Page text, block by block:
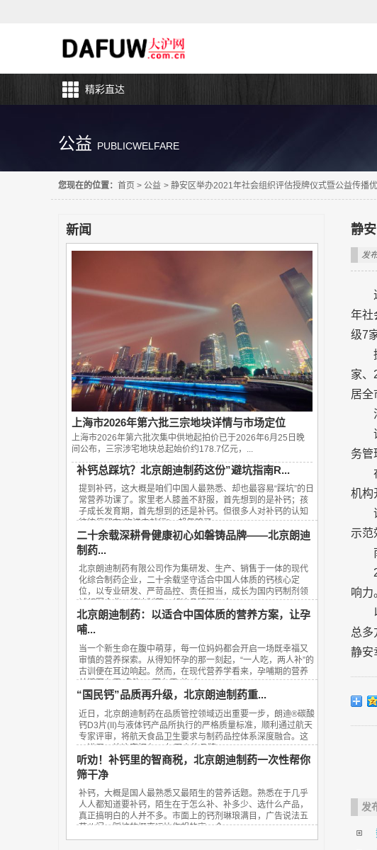
精彩直达
公益 PUBLICWELFARE
您现在的位置： 首页 > 公益 > 静安区举办2021年社会组织评估授牌仪式暨公益传播
新闻
上海市2026年第六批三宗地块详情与市场定位
上海市2026年第六批次集中供地起拍价已于2026年6月25日晚
间公布，‌三宗涉宅地块总起始价约178.7亿元‌，...
补钙总踩坑？北京朗迪制药这份”避坑指南R...
提到补钙，这大概是咱们中国人最熟悉、却也最容易“踩坑”的日
常营养功课了。家里老人膝盖不舒服，首先想到的是补钙；孩
子成长发育期，首先想到的还是补钙。但很多人对补钙的认知
往往停留在“吃进去就行”，却忽略了...
二十余载深耕骨健康初心如磐铸品牌——北京朗迪
制药...
北京朗迪制药有限公司作为集研发、生产、销售于一体的现代
化综合制药企业，二十余载坚守适合中国人体质的钙核心定
位，以专业研发、严苛品控、责任担当，成长为国内钙制剂领
域领军企业，朗迪制药、朗迪品牌深入人...
北京朗迪制药：以适合中国体质的营养方案，让孕
哺...
当一个新生命在腹中萌芽，每一位妈妈都会开启一场既幸福又
审慎的营养探索。从得知怀孕的那一刻起，“一人吃，两人补”的
古训便在耳边响起。然而，在现代营养学看来，孕哺期的营养
关键不在于“多吃”，而在于“补对”。...
“国民钙”品质再升级，北京朗迪制药重...
近日，北京朗迪制药在品质管控领域迈出重要一步，朗迪®碳酸
钙D3片(II)与液体钙产品所执行的严格质量标准，顺利通过航天
专家评审，将航天食品卫生要求与制药品控体系深度融合。这
一进展，让这家拥有23年历史的品牌...
听劝！补钙里的智商税，北京朗迪制药一次性帮你
筛干净
补钙，大概是国人最熟悉又最陌生的营养话题。熟悉在于几乎
人人都知道要补钙，陌生在于怎么补、补多少、选什么产品，
真正搞明白的人并不多。市面上的钙剂琳琅满目，广告说法五
花八门，踩坑的概率远比你想的高。今...
静
发
年社
级7
家、
居全
务管
机构
示范
响力
总多
静安
发